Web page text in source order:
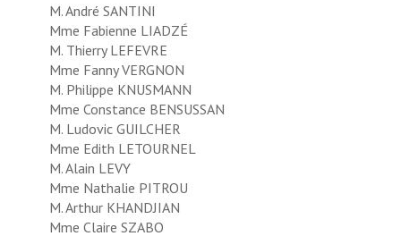
M. André SANTINI
Mme Fabienne LIADZÉ
M. Thierry LEFEVRE
Mme Fanny VERGNON
M. Philippe KNUSMANN
Mme Constance BENSUSSAN
M. Ludovic GUILCHER
Mme Edith LETOURNEL
M. Alain LEVY
Mme Nathalie PITROU
M. Arthur KHANDJIAN
Mme Claire SZABO